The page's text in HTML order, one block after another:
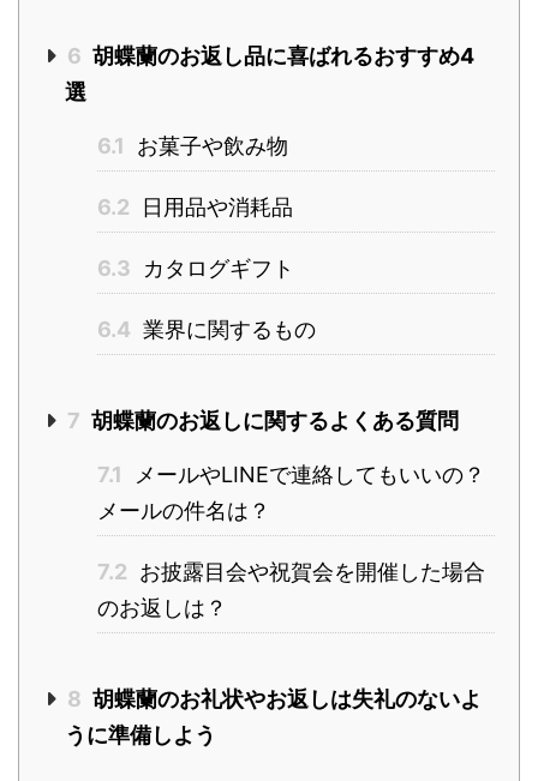
6 胡蝶蘭のお返し品に喜ばれるおすすめ4
選
6.1 お菓子や飲み物
6.2 日用品や消耗品
6.3 カタログギフト
6.4 業界に関するもの
7 胡蝶蘭のお返しに関するよくある質問
7.1
メールやLINEで連絡してもいいの？
メールの件名は？
7.2 お披露目会や祝賀会を開催した場合
のお返しは？
8 胡蝶蘭のお礼状やお返しは失礼のないよ
うに準備しよう